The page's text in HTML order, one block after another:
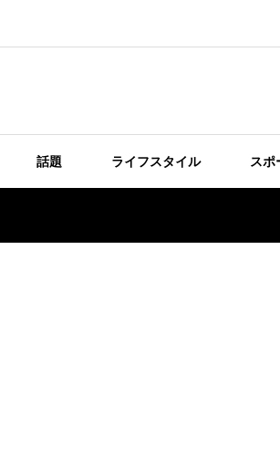
話題 ライフスタイル スポ